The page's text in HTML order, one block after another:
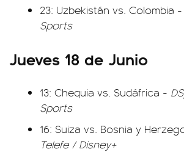
23: Uzbekistán vs. Colombia -
Sports
Jueves 18 de Junio
13: Chequia vs. Sudáfrica -
Sports
16: Suiza vs. Bosnia y
Telefe / Disney+